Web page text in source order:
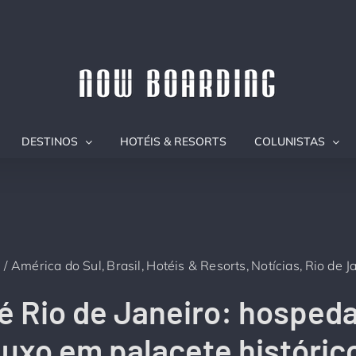
DESTINOS HOTÉIS & RESORTS COLUNISTAS
América do Sul Brasil Hotéis & Resorts Notícias Rio de
Rio de Janeiro: